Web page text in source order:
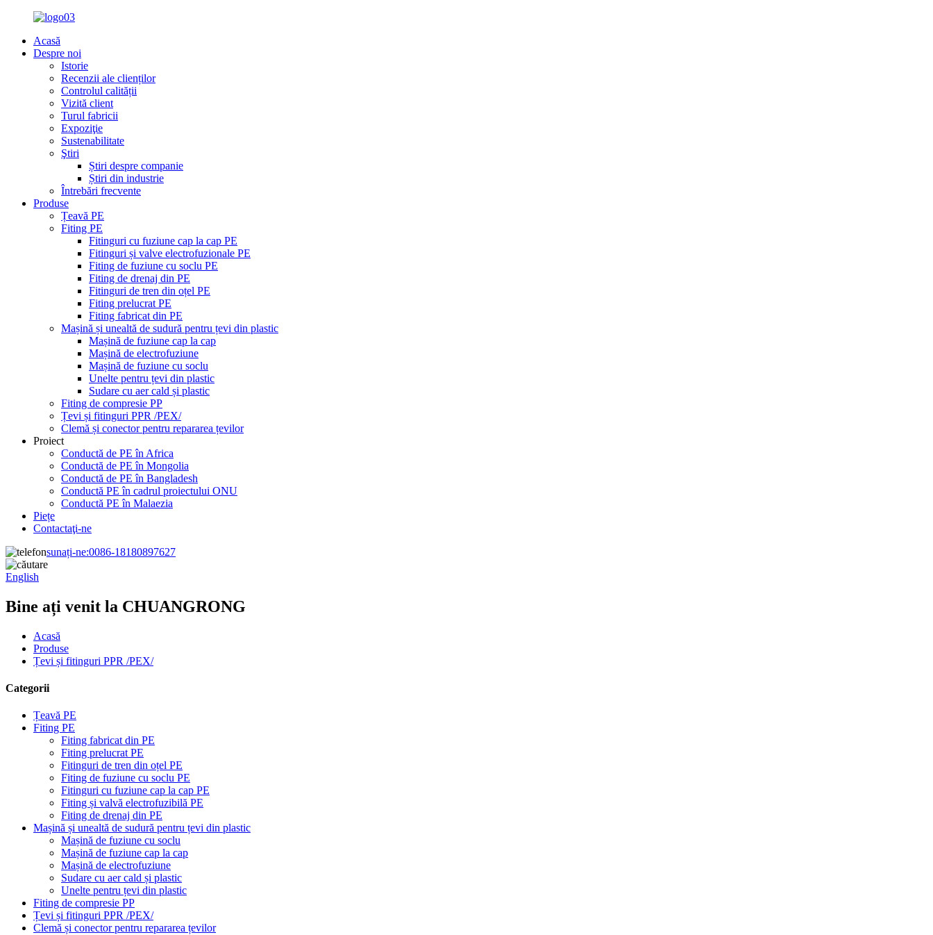
Acasă
Despre noi
Istorie
Recenzii ale clienților
Controlul calității
Vizită client
Turul fabricii
Expoziţie
Sustenabilitate
Ştiri
Știri despre companie
Știri din industrie
Întrebări frecvente
Produse
Țeavă PE
Fiting PE
Fitinguri cu fuziune cap la cap PE
Fitinguri și valve electrofuzionale PE
Fiting de fuziune cu soclu PE
Fiting de drenaj din PE
Fitinguri de tren din oțel PE
Fiting prelucrat PE
Fiting fabricat din PE
Mașină și unealtă de sudură pentru țevi din plastic
Mașină de fuziune cap la cap
Mașină de electrofuziune
Mașină de fuziune cu soclu
Unelte pentru țevi din plastic
Sudare cu aer cald și plastic
Fiting de compresie PP
Țevi și fitinguri PPR /PEX/
Clemă și conector pentru repararea țevilor
Proiect
Conductă de PE în Africa
Conductă de PE în Mongolia
Conductă de PE în Bangladesh
Conductă PE în cadrul proiectului ONU
Conductă PE în Malaezia
Piețe
Contactaţi-ne
sunați-ne:0086-18180897627
English
Bine ați venit la CHUANGRONG
Acasă
Produse
Țevi și fitinguri PPR /PEX/
Categorii
Țeavă PE
Fiting PE
Fiting fabricat din PE
Fiting prelucrat PE
Fitinguri de tren din oțel PE
Fiting de fuziune cu soclu PE
Fitinguri cu fuziune cap la cap PE
Fiting și valvă electrofuzibilă PE
Fiting de drenaj din PE
Mașină și unealtă de sudură pentru țevi din plastic
Mașină de fuziune cu soclu
Mașină de fuziune cap la cap
Mașină de electrofuziune
Sudare cu aer cald și plastic
Unelte pentru țevi din plastic
Fiting de compresie PP
Țevi și fitinguri PPR /PEX/
Clemă și conector pentru repararea țevilor